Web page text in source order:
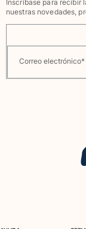
Calcetines
Ver todo
Ver todo
Ver todo
Joyería
Ver todo
Inscríbase para recibir
nuestras novedades,
Correo electrónico*